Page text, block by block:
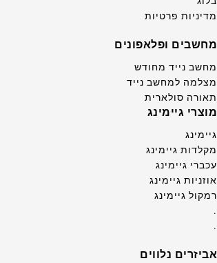
מדיניות פרטיות
מחשבים ופלאפונים
מחשב נייד מחודש
מצלמה למחשב נייד
תאורה סולארית
מוצרי גיימינג
גיימינג
מקלדות גיימינג
עכברי גיימינג
אוזניות גיימינג
רמקול גיימינג
.
.
אביזרים נלווים